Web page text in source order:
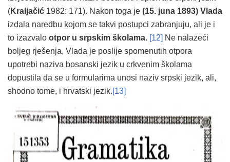
(Kraljačić 1982: 171). Nakon toga je (15. juna 1893) Vlada
izdala naredbu kojom se takvi postupci zabranjuju, ali je i
to izazvalo otpor u srpskim školama. [12] Ne nalazeći
boljeg rješenja, Vlada je poslije spomenutih otpora
upotrebi naziva bosanski jezik u crkvenim školama
dopustila da se u formularima unosi naziv srpski jezik, ali,
shodno tome, i hrvatski jezik.[13]